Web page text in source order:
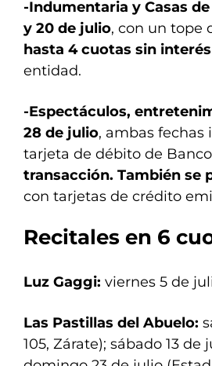
-Indumentaria y Casas
y 20 de julio, con un tope
hasta 4 cuotas sin interés
entidad.
-Espectáculos,
28 de julio, ambas fechas
tarjeta de débito de
transacción. También se
con tarjetas de crédito
Recitales en 6
Luz Gaggi: viernes 5 de
Las Pastillas del Abuelo:
105, Zárate); sábado 13